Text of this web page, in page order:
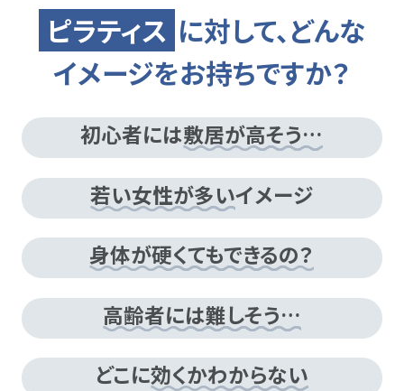
ピラティス に対して、どんな
イメージをお持ちですか？
初心者には敷居が高そう…
若い女性が多いイメージ
身体が硬くてもできるの？
高齢者には難しそう…
どこに効くかわからない